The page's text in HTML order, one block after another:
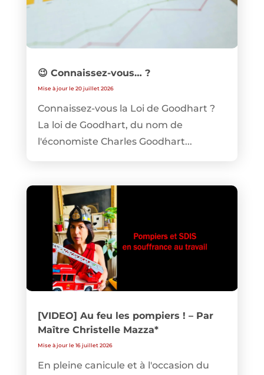
😉 Connaissez-vous… ?
Mise à jour le 20 juillet 2026
Connaissez-vous la Loi de Goodhart ?
La loi de Goodhart, du nom de
l'économiste Charles Goodhart...
[VIDEO] Au feu les pompiers ! – Par
Maître Christelle Mazza*
Mise à jour le 16 juillet 2026
En pleine canicule et à l'occasion du